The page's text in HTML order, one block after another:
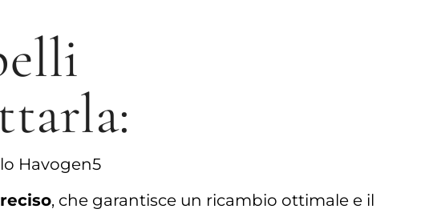
Havogen5
, che garantisce un ricambio ottimale e il